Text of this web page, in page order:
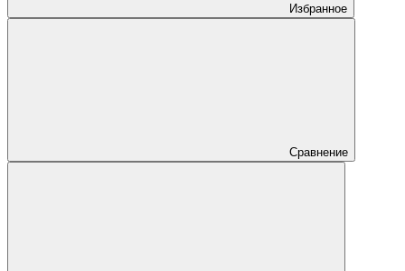
Избранное
Сравнение